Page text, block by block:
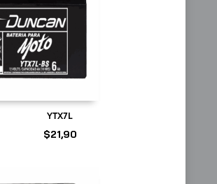
YTX7L
$21,90